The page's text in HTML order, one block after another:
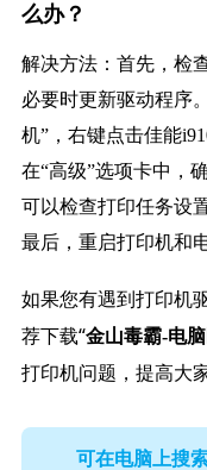
么办？
解决方法：首先，检
必要时更新驱动程序
机”，右键点击佳能
在“高级”选项卡中，
可以检查打印任务设
最后，重启打印机和
如果您有遇到打印机
荐下载“金山毒霸-电
打印机问题，提高大
可在电脑上搜